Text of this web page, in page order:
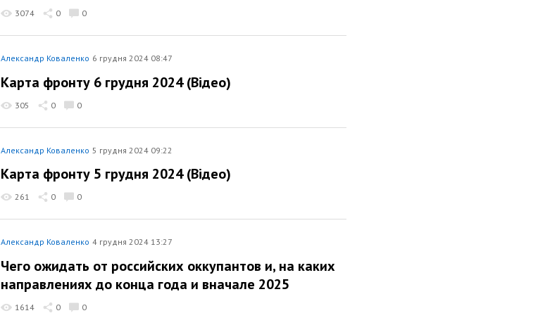
3074 0 0
Александр Коваленко 6 грудня 2024 08:47
Карта фронту 6 грудня 2024 (Відео)
305 0 0
Александр Коваленко 5 грудня 2024 09:22
Карта фронту 5 грудня 2024 (Відео)
261 0 0
Александр Коваленко 4 грудня 2024 13:27
Чего ожидать от российских оккупантов и, на каких
направлениях до конца года и вначале 2025
1614 0 0